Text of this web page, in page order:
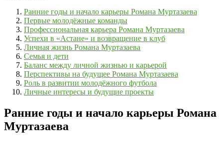
Ранние годы и начало карьеры Романа Муртазаева
Первые молодёжные команды
Профессиональная карьера Романа Муртазаева
Успехи в «Астане» и возвращение в клуб
Личная жизнь Романа Муртазаева
Семья и дети
Баланс между личной жизнью и карьерой
Перспективы на будущее Романа Муртазаева
Роль в развитии молодёжного футбола
Личные интересы и будущие проекты
Ранние годы и начало карьеры Романа
Муртазаева